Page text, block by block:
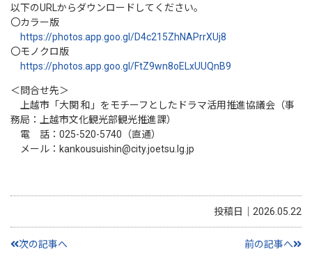
以下のURLからダウンロードしてください。
〇カラー版
https://photos.app.goo.gl/D4c215ZhNAPrrXUj8
〇モノクロ版
https://photos.app.goo.gl/FtZ9wn8oELxUUQnB9
＜問合せ先＞
上越市「大関 和」をモチーフとしたドラマ活用推進協議会（事
務局：上越市文化観光部観光推進課）
電 話：025-520-5740（直通）
メール：kankousuishin@city.joetsu.lg.jp
投稿日｜2026.05.22
次の記事へ 前の記事へ